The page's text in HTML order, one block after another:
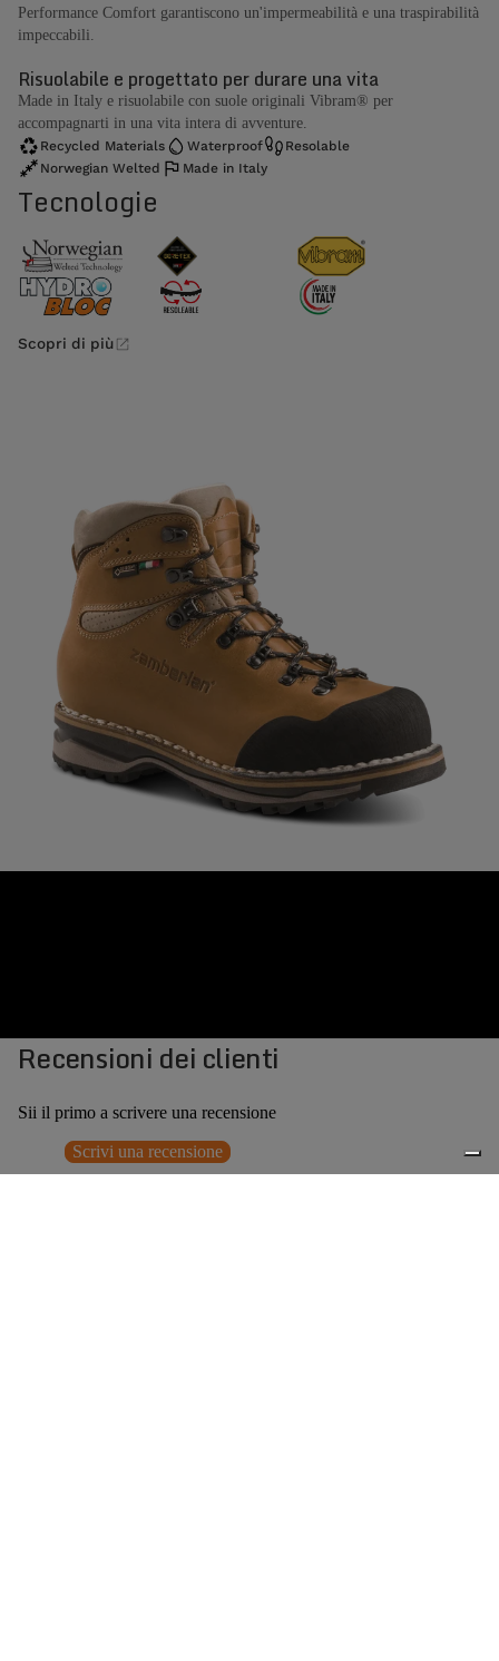
Performance Comfort garantiscono un'impermeabilità e una traspirabilità
impeccabili.
Risuolabile e progettato per durare una vita
Made in Italy e risuolabile con suole originali Vibram® per
accompagnarti in una vita intera di avventure.
Recycled Materials Waterproof
Resolable
Norwegian Welted
Made in Italy
Tecnologie
Scopri di più
Recensioni dei clienti
Sii il primo a scrivere una recensione
Scrivi una recensione